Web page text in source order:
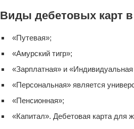
Виды дебетовых карт в
«Путевая»;
«Амурский тигр»;
«Зарплатная» и
«Персональная» является
«Пенсионная»;
«Капитал». Дебетовая карта для